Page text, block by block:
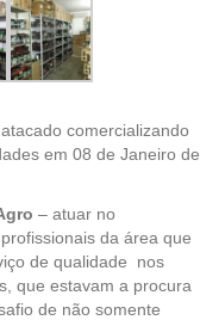
comercializando
em 08 de Janeiro de
– atuar no
da área que
de qualidade nos
que estavam a procura
de não somente